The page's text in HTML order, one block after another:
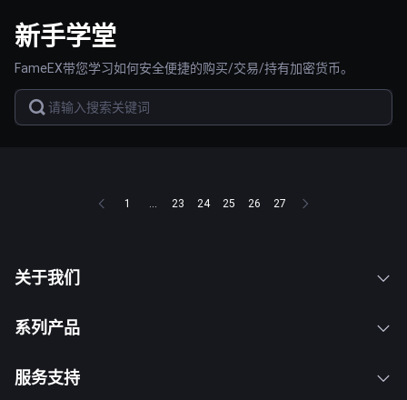
新手学堂
FameEX带您学习如何安全便捷的购买/交易/持有加密货币。
1 ... 23 24 25 26 27
关于我们
系列产品
服务支持